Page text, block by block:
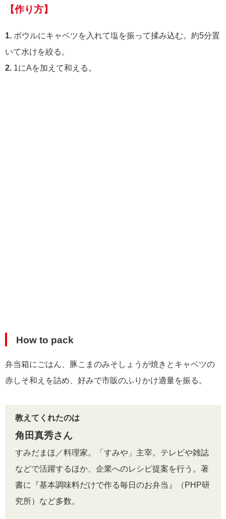
【作り方】
1. ボウルにキャベツを入れて塩を振って揉み込む。約5分置
いて水けを絞る。
2. 1にAを加えて和える。
How to pack
弁当箱にごはん、豚こまのみそしょうが焼きとキャベツの
赤しそ和えを詰め、好みで市販のふりかけ適量を振る。
教えてくれたのは
角田真秀さん
すみだまほ／料理家。「すみや」主宰。テレビや雑誌
などで活躍するほか、企業へのレシピ提案を行う。著
書に『基本調味料だけで作る毎日のお弁当』（PHP研
究所）など多数。